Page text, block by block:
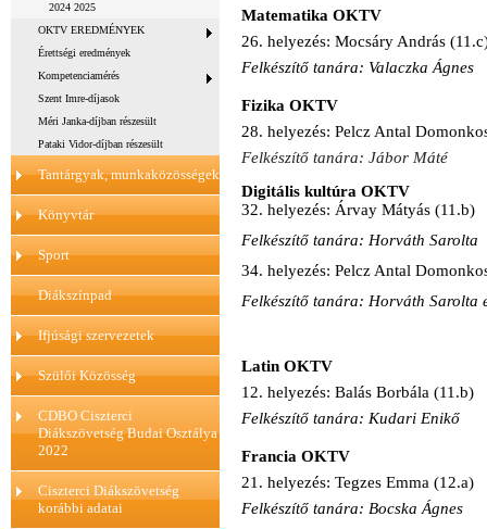
2024 2025
OKTV EREDMÉNYEK
Érettségi eredmények
Kompetenciamérés
Szent Imre-díjasok
Méri Janka-díjban részesült
Pataki Vidor-díjban részesült
Tantárgyak, munkaközösségek
Könyvtár
Sport
Diákszínpad
Ifjúsági szervezetek
Szülői Közösség
CDBO Ciszterci
Diákszövetség Budai Osztálya
2022
Ciszterci Diákszövetség
korábbi adatai
Matematika OKTV
26. helyezés: Mocsáry András
Felkészítő tanára: Valaczka Ágnes
Fizika OKTV
28. helyezés: Pelcz Antal
Felkészítő tanára: Jábor Máté
Digitális kultúra OKTV
32. helyezés: Árvay Mátyás (11.b)
Felkészítő tanára: Horváth Sarolta
34. helyezés: Pelcz Antal
Felkészítő tanára: Horváth Sarolta
Latin OKTV
12. helyezés: Balás Borbála (11.b)
Felkészítő tanára: Kudari Enikő
Francia OKTV
21. helyezés: Tegzes Emma (12.a)
Felkészítő tanára: Bocska Ágnes